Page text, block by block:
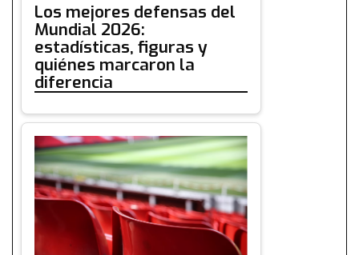
Los mejores defensas del
Mundial 2026:
estadísticas, figuras y
quiénes marcaron la
diferencia